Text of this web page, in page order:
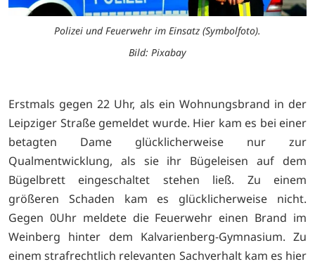
Polizei und Feuerwehr im Einsatz (Symbolfoto).
Bild: Pixabay
Erstmals gegen 22 Uhr, als ein Wohnungsbrand in der
Leipziger Straße gemeldet wurde. Hier kam es bei einer
betagten Dame glücklicherweise nur zur
Qualmentwicklung, als sie ihr Bügeleisen auf dem
Bügelbrett eingeschaltet stehen ließ. Zu einem
größeren Schaden kam es glücklicherweise nicht.
Gegen 0Uhr meldete die Feuerwehr einen Brand im
Weinberg hinter dem Kalvarienberg-Gymnasium. Zu
einem strafrechtlich relevanten Sachverhalt kam es hier